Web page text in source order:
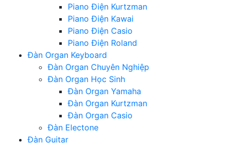
Piano Điện Kurtzman
Piano Điện Kawai
Piano Điện Casio
Piano Điện Roland
Đàn Organ Keyboard
Đàn Organ Chuyên Nghiệp
Đàn Organ Học Sinh
Đàn Organ Yamaha
Đàn Organ Kurtzman
Đàn Organ Casio
Đàn Electone
Đàn Guitar